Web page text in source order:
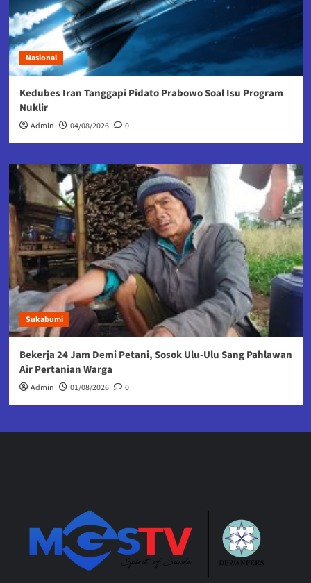
Nasional
Kedubes Iran Tanggapi Pidato Prabowo Soal Isu Program
Nuklir
Admin 04/08/2026 0
Sukabumi
Bekerja 24 Jam Demi Petani, Sosok Ulu-Ulu Sang Pahlawan
Air Pertanian Warga
Admin 01/08/2026 0